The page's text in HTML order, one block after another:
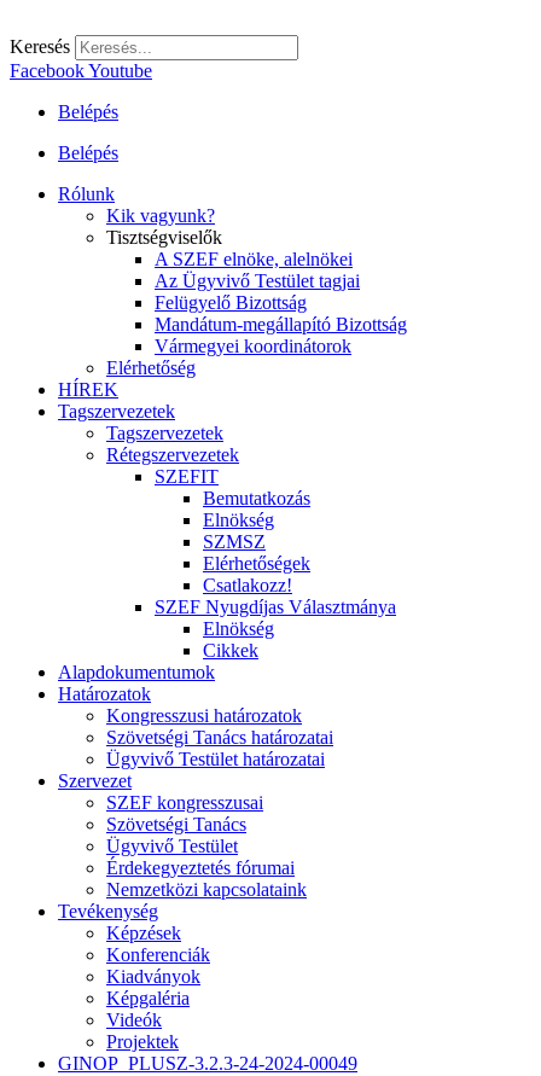
Keresés
FacebookYoutube
Belépés
Belépés
Rólunk
Kik vagyunk?
Tisztségviselők
A SZEF elnöke, alelnökei
Az Ügyvivő Testület tagjai
Felügyelő Bizottság
Mandátum-megállapító Bizottság
Vármegyei koordinátorok
Elérhetőség
HÍREK
Tagszervezetek
Tagszervezetek
Rétegszervezetek
SZEFIT
Bemutatkozás
Elnökség
SZMSZ
Elérhetőségek
Csatlakozz!
SZEF Nyugdíjas Választmánya
Elnökség
Cikkek
Alapdokumentumok
Határozatok
Kongresszusi határozatok
Szövetségi Tanács határozatai
Ügyvivő Testület határozatai
Szervezet
SZEF kongresszusai
Szövetségi Tanács
Ügyvivő Testület
Érdekegyeztetés fórumai
Nemzetközi kapcsolataink
Tevékenység
Képzések
Konferenciák
Kiadványok
Képgaléria
Videók
Projektek
GINOP_PLUSZ-3.2.3-24-2024-00049